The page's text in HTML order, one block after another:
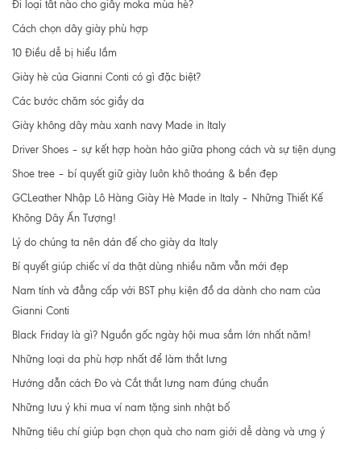
Đi loại tất nào cho giầy moka mùa hè?
Cách chọn dây giày phù hợp
10 Điều dễ bị hiểu lầm
Giày hè của Gianni Conti có gì đặc biệt?
Các bước chăm sóc giầy da
Giày không dây màu xanh navy Made in Italy
Driver Shoes – sự kết hợp hoàn hảo giữa phong cách và sự tiện dụng
Shoe tree – bí quyết giữ giày luôn khô thoáng & bền đẹp
GCLeather Nhập Lô Hàng Giày Hè Made in Italy – Những Thiết Kế
Không Dây Ấn Tượng!
Lý do chúng ta nên dán đế cho giày da Italy
Bí quyết giúp chiếc ví da thật dùng nhiều năm vẫn mới đẹp
Nam tính và đẳng cấp với BST phụ kiện đồ da dành cho nam của
Gianni Conti
Black Friday là gì? Nguồn gốc ngày hội mua sắm lớn nhất năm!
Những loại da phù hợp nhất để làm thắt lưng
Hướng dẫn cách Đo và Cắt thắt lưng nam đúng chuẩn
Những lưu ý khi mua ví nam tặng sinh nhật bố
Những tiêu chí giúp bạn chọn quà cho nam giới dễ dàng và ưng ý